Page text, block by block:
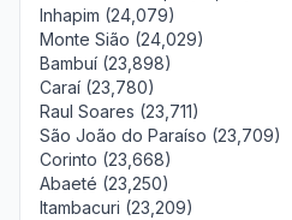
Inhapim (24,079)
Monte Sião (24,029)
Bambuí (23,898)
Caraí (23,780)
Raul Soares (23,711)
São João do Paraíso (23,709)
Corinto (23,668)
Abaeté (23,250)
Itambacuri (23,209)